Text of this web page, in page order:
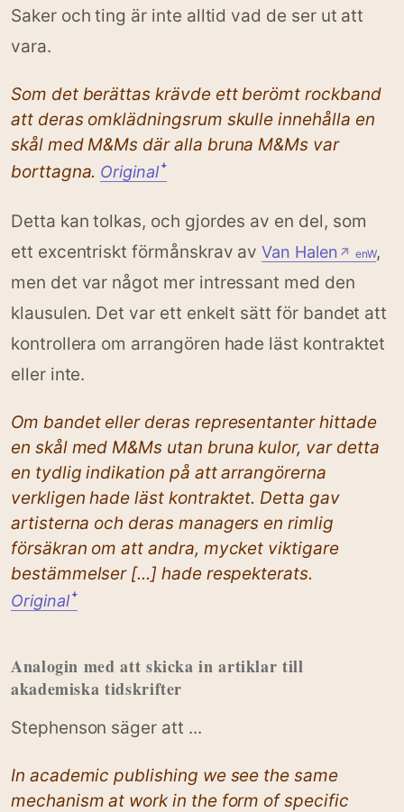
Saker och ting är inte alltid vad de ser ut att
vara.
Som det berättas krävde ett berömt rockband
att deras omklädningsrum skulle innehålla en
skål med M&Ms där alla bruna M&Ms var
borttagna. Originalꜜ
Detta kan tolkas, och gjordes av en del, som
ett excentriskt förmånskrav avVan Halen ↗ enW,
men det var något mer intressant med den
klausulen. Det var ett enkelt sätt för bandet att
kontrollera om arrangören hade läst kontraktet
eller inte.
Om bandet eller deras representanter hittade
en skål med M&Ms utan bruna kulor, var detta
en tydlig indikation på att arrangörerna
verkligen hade läst kontraktet. Detta gav
artisterna och deras managers en rimlig
försäkran om att andra, mycket viktigare
bestämmelser [...] hade respekterats.
Originalꜜ
Analogin med att skicka in artiklar till
akademiska tidskrifter
Stephenson säger att ...
In academic publishing we see the same
mechanism at work in the form of specific